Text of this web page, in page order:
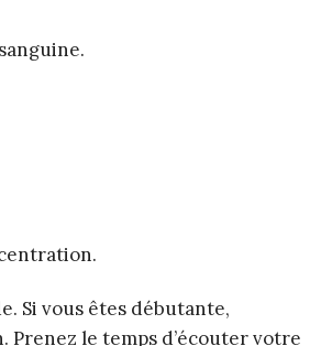
Si vous êtes débutante,
le temps d’écouter votre